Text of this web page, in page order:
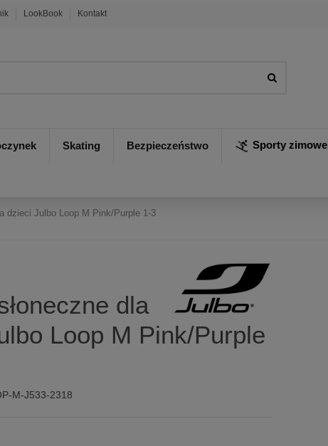
LookBook Kontakt
Skating Bezpieczeństwo Sporty zimowe
dzieci Julbo Loop M Pink/Purple 1-3
dla
Loop M Pink/Purple
M-J533-2318